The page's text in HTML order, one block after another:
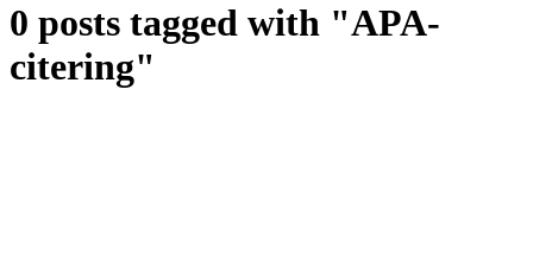
0 posts tagged with "APA-
citering"